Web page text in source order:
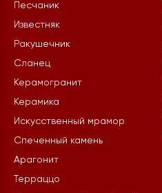
Песчаник
Известняк
Ракушечник
Сланец
Керамогранит
Керамика
Искусственный мрамор
Спеченный камень
Арагонит
Терраццо